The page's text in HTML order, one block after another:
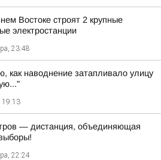
Востоке строят 2 крупные
электростанции
23:48
как наводнение затапливало улицу
19:13
— дистанция, объединяющая
22:24